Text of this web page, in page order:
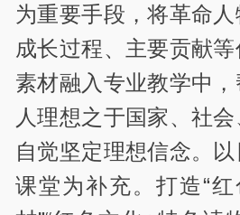
为重要手段，将革命人
成长过程、主要贡献
素材融入专业教学中
人理想之于国家、社会
自觉坚定理想信念。
课堂为补充。打造“